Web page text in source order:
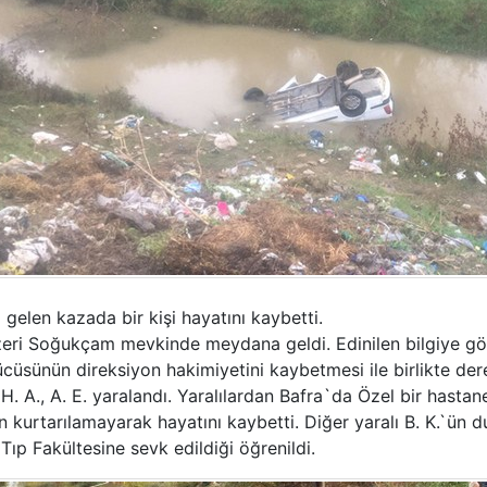
kazada bir kişi hayatını kaybetti.
Soğukçam mevkinde meydana geldi. Edinilen bilgiye
direksiyon hakimiyetini kaybetmesi ile birlikte
A., A. E. yaralandı. Yaralılardan Bafra`da Özel bir
kurtarılamayarak hayatını kaybetti. Diğer yaralı B.
Fakültesine sevk edildiği öğrenildi.